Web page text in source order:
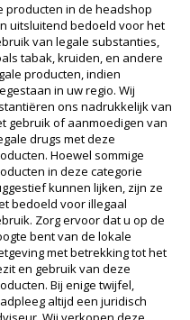
producten in de headshop
uitsluitend bedoeld voor het
van legale substanties,
tabak, kruiden, en andere
producten, indien
in uw regio. Wij
ons nadrukkelijk van
gebruik of aanmoedigen van
drugs met deze
Hoewel sommige
in deze categorie
kunnen lijken, zijn ze
bedoeld voor illegaal
Zorg ervoor dat u op de
bent van de lokale
met betrekking tot het
en gebruik van deze
Bij enige twijfel,
altijd een juridisch